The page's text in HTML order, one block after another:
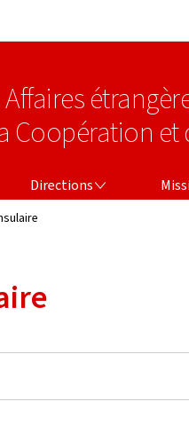
Coopération
Directions